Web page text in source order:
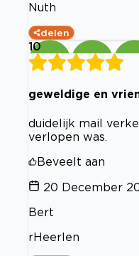
Nuth
delen
10
geweldige en
duidelijk mail
verlopen was.
Beveelt aan
20 December
Bert
rHeerlen